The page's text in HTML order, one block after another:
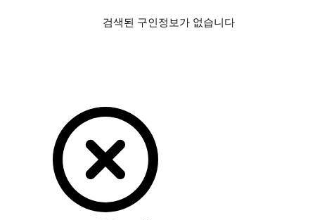
검색된 구인정보가 없습니다